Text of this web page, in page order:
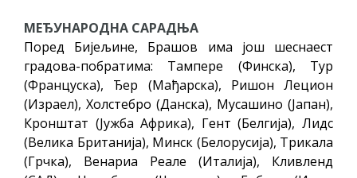
МЕЂУНАРОДНА САРАДЊА
Поред Бијељине, Брашов има још шеснаест
градова-побратима: Тампере (Финска), Тур
(Француска), Ђер (Мађарска), Ришон Лецион
(Израел), Холстебро (Данска), Мусашино (Јапан),
Кронштат (Јужба Африка), Гент (Белгија), Лидс
(Велика Британија), Минск (Белорусија), Трикала
(Грчка), Венариа Реале (Италија), Кливленд